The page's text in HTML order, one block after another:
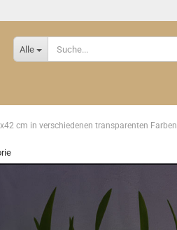
Alle
cm in verschiedenen transparenten Farben